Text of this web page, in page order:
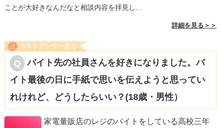
ことが大好きなんだなと相談内容を拝見し...
詳細を見る＞＞
ベストアンサーあり
バイト先の社員さんを好きになりました。バ
イト最後の日に手紙で思いを伝えようと思ってい
れけれど、どうしたらいい？(18歳・男性）
家電量販店のレジのバイトをしている高校三年